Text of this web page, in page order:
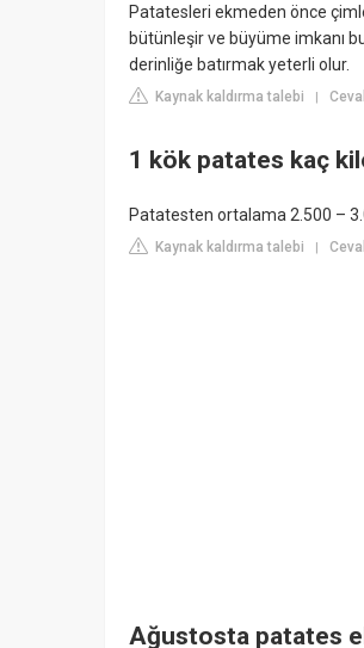
Patatesleri ekmeden önce
bütünleşir ve büyüme imkanı
derinliğe batırmak yeterli olur.
Kaynak kaldırma talebi |
1 kök patates kaç
Patatesten ortalama 2.500 –
Kaynak kaldırma talebi |
Ağustosta patates